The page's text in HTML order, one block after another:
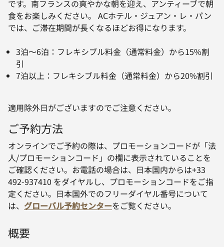
です。南フランスの爽やかな朝を迎え、アンティーブで朝
食をお楽しみください。 ACホテル・ジュアン・レ・パン
では、ご滞在期間が長くなるほどお得になります。
3泊～6泊：フレキシブル料金（通常料金）から15%割
引
7泊以上：フレキシブル料金（通常料金）から20%割引
適用除外日がございますのでご注意ください。
ご予約方法
オンラインでご予約の際は、プロモーションコードが「法
人/プロモーションコード」の欄に表示されていることを
ご確認ください。お電話の場合は、日本国内からは+33
492-937410 をダイヤルし、プロモーションコードをご指
定ください。日本国外でのフリーダイヤル番号について
は、 グローバル予約センターをご覧ください。
概要